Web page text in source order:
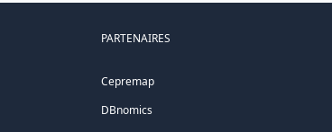
PARTENAIRES
Cepremap
DBnomics